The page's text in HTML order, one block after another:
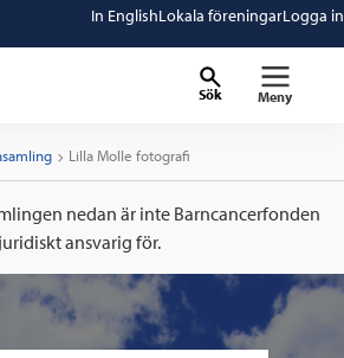
In EnglishLokala föreningarLogga in
Sök Meny
Current:
Lilla Molle fotografi
nedan är inte Barncancerfonden
juridiskt ansvarig för.